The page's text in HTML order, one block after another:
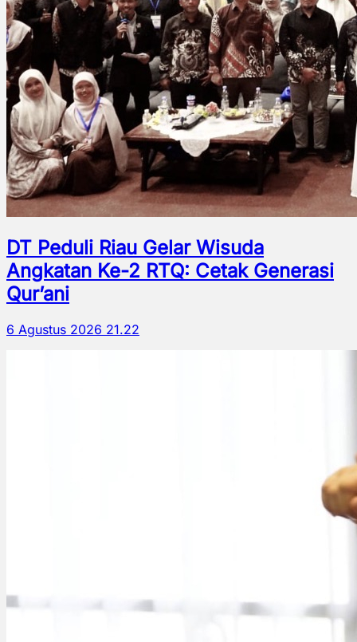
DT Peduli Riau Gelar Wisuda
Angkatan Ke-2 RTQ: Cetak Generasi
Qur’ani
6 Agustus 2026 21.22